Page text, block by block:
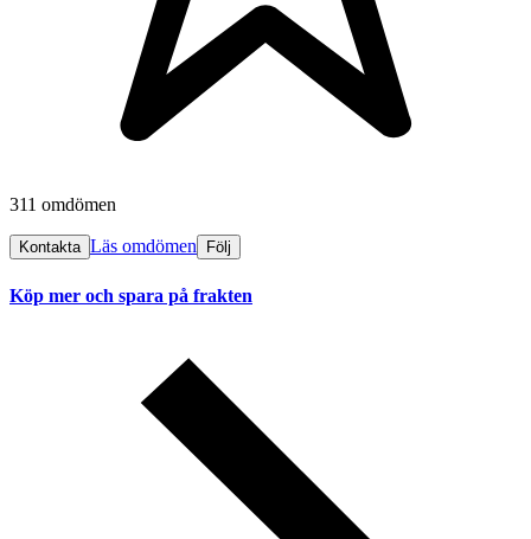
311 omdömen
Kontakta Läs omdömen Följ
Köp mer och spara på frakten